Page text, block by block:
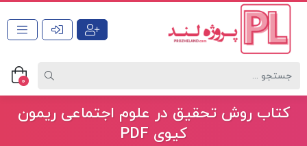
0
کتاب روش تحقیق در علوم اجتماعی ریمون
کیوی PDF